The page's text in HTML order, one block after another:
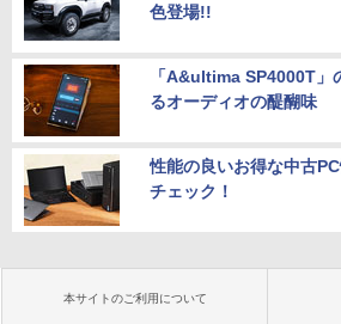
色登場!!
「A&ultima SP4000T」
るオーディオの醍醐味
性能の良いお得な中古
チェック！
本サイトのご利用について